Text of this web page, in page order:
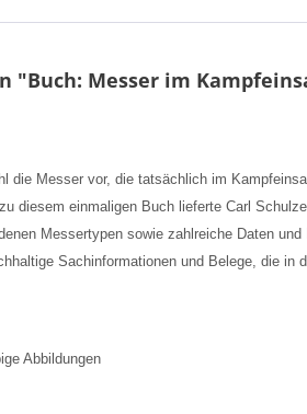
"Buch: Messer im
die Messer vor, die tatsächlich im
diesem einmaligen Buch lieferte Carl
Messertypen sowie zahlreiche Daten
Sachinformationen und Belege, die
Abbildungen